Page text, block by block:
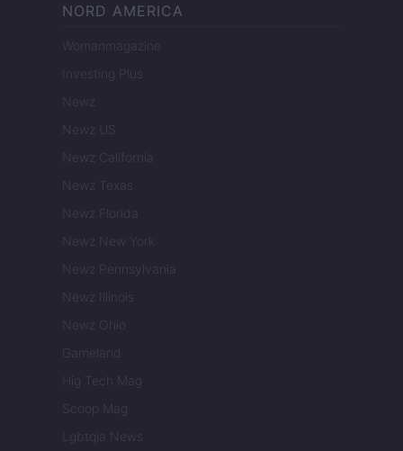
NORD AMERICA
Womanmagazine
Investing Plus
Newz
Newz US
Newz California
Newz Texas
Newz Florida
Newz New York
Newz Pennsylvania
Newz Illinois
Newz Ohio
Gameland
Hig Tech Mag
Scoop Mag
Lgbtqia News